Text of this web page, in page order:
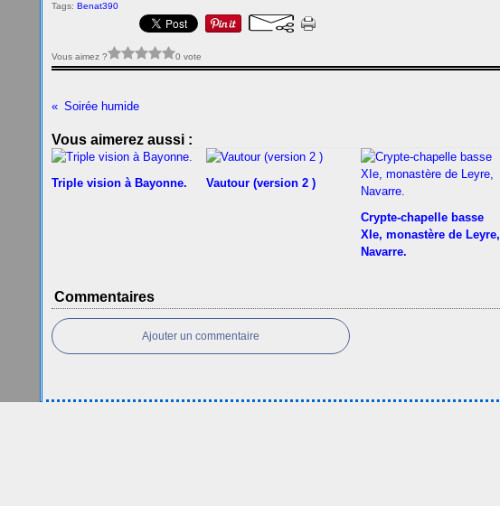
Tags: Benat390
Vous aimez ? 0 vote
Soirée humide
Vous aimerez aussi :
Triple vision à Bayonne. Vautour (version 2 )
Crypte-chapelle basse
XIe, monastère de Leyre,
Navarre.
Commentaires
Ajouter un commentaire